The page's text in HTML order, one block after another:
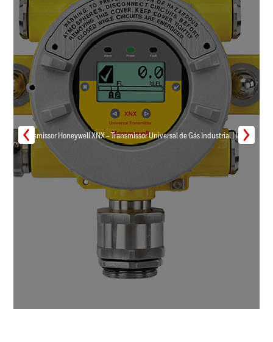
Transmissor Honeywell XNX – Transmissor Universal de Gás Industrial | Inmar